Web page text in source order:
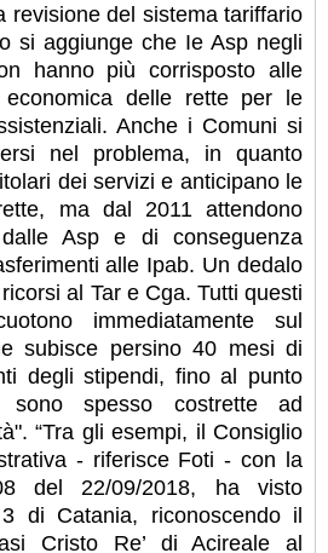
revisione del sistema tariffario
si aggiunge che Ie Asp negli
hanno più corrisposto alle
economica delle rette per le
Anche i Comuni si
nel problema, in quanto
dei servizi e anticipano le
ma dal 2011 attendono
Asp e di conseguenza
alle Ipab. Un dedalo
al Tar e Cga. Tutti questi
immediatamente sul
subisce persino 40 mesi di
degli stipendi, fino al punto
spesso costrette ad
“Tra gli esempi, il Consiglio
- riferisce Foti - con la
del 22/09/2018, ha visto
3 di Catania, riconoscendo il
Cristo Re’ di Acireale al